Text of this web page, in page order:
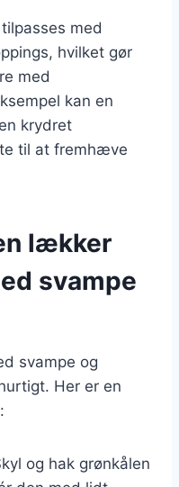
med
hvilket gør
med
kan en
krydret
til at fremhæve
lækker
svampe
svampe og
Her er en
og hak grønkålen